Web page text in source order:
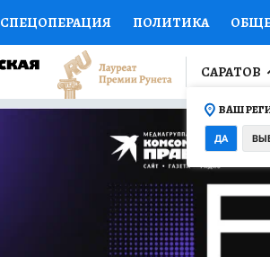
СПЕЦОПЕРАЦИЯ ПОЛИТИКА
НАУКА СПОРТ КОЛУМНИСТЫ
ДОКТОР ФИНАНСЫ
ПРОГНОЗЫ НА СПОРТ ПРОМОКОДЫ
ТЕЛЕВИЗОР
НОВОЕ НА САЙТЕ
САРАТОВ
ВАШ
ДА